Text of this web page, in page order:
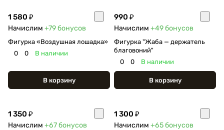
1 580 ₽
Начислим +79бонусов
Фигурка «Воздушная лошадка»
0
0 В наличии
В корзину
990 ₽
Начислим +49бонусов
Фигурка "Жаба — держатель
благовоний"
0
0 В наличии
В корзину
1 350 ₽
Начислим +67бонусов
1 300 ₽
Начислим +65бонусов